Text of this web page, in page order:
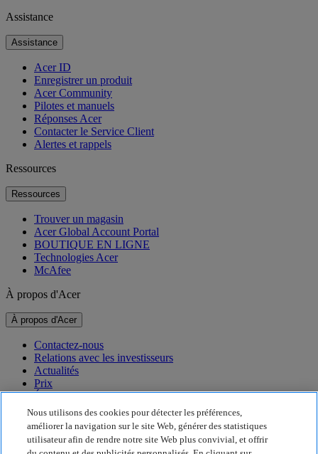
Assistance
Assistance
Acer ID
Enregistrer un produit
Acer Community
Pilotes et manuels
Réponses Acer
Contacter le Service Client
Alertes et rappels
Ressources
Ressources
Trouver un magasin
Acer Global Account Portal
BOUTIQUE EN LIGNE
Technologies Acer
McAfee
À propos d'Acer
À propos d'Acer
Contactez-nous
Relations avec les investisseurs
Actualités
Prix
Événements
Développement durable
Développement durable
Nous utilisons des cookies pour détecter les préférences,
améliorer la navigation sur le site Web, générer des statistiques
utilisateur afin de rendre notre site Web plus convivial, et offrir